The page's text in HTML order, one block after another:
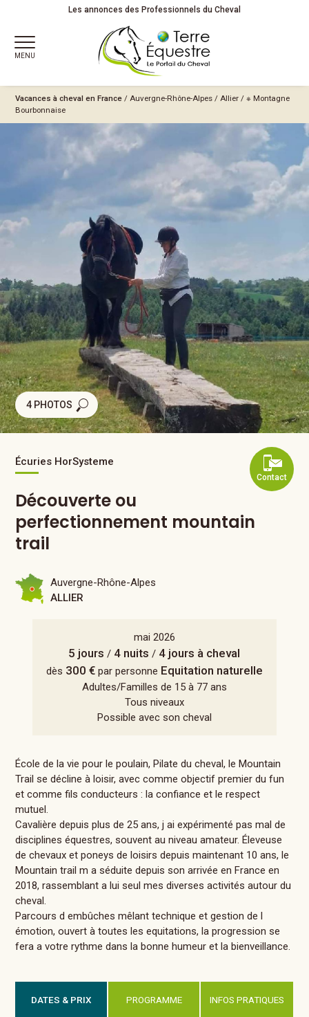
Les annonces des Professionnels du Cheval
MENU
Vacances à cheval en France /Auvergne-Rhône-Alpes /Allier /※ Montagne
Bourbonnaise
4 PHOTOS
Contact
Écuries HorSysteme
Découverte ou
perfectionnement mountain
trail
mai 2026
5 jours / 4 nuits / 4 jours à cheval
dès 300 €par personne Equitation naturelle
Adultes/Familles de 15 à 77 ans
Tous niveaux
Possible avec son cheval
Auvergne-Rhône-Alpes
ALLIER
École de la vie pour le poulain, Pilate du cheval, le Mountain
Trail se décline à loisir, avec comme objectif premier du fun
et comme fils conducteurs : la confiance et le respect
mutuel.
Cavalière depuis plus de 25 ans, j ai expérimenté pas mal de
disciplines équestres, souvent au niveau amateur. Éleveuse
de chevaux et poneys de loisirs depuis maintenant 10 ans, le
Mountain trail m a séduite depuis son arrivée en France en
2018, rassemblant a lui seul mes diverses activités autour du
cheval.
Parcours d embûches mêlant technique et gestion de l
émotion, ouvert à toutes les equitations, la progression se
fera a votre rythme dans la bonne humeur et la bienveillance.
DATES & PRIX PROGRAMME INFOS PRATIQUES